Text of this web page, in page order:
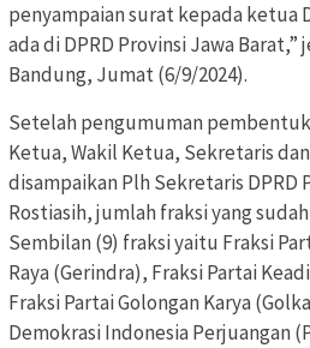
penyampaian surat kepada ketua
ada di DPRD Provinsi Jawa
Bandung, Jumat (6/9/2024).
Setelah pengumuman
Ketua, Wakil Ketua, Sekretaris
disampaikan Plh Sekretaris DPRD
Rostiasih, jumlah fraksi yang
Sembilan (9) fraksi yaitu Fraksi
Raya (Gerindra), Fraksi Partai
Fraksi Partai Golongan Karya
Demokrasi Indonesia Perjuangan